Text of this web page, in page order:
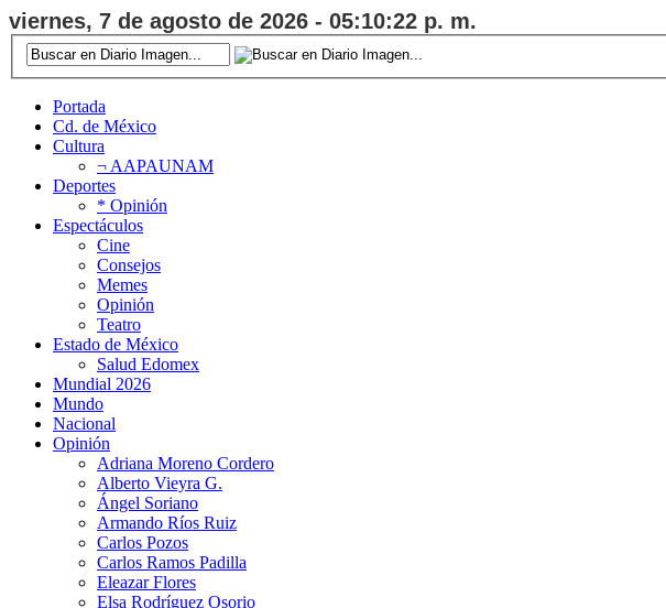
viernes, 7 de agosto de 2026 - 05:10:22 p. m.
Portada
Cd. de México
Cultura
¬ AAPAUNAM
Deportes
* Opinión
Espectáculos
Cine
Consejos
Memes
Opinión
Teatro
Estado de México
Salud Edomex
Mundial 2026
Mundo
Nacional
Opinión
Adriana Moreno Cordero
Alberto Vieyra G.
Ángel Soriano
Armando Ríos Ruiz
Carlos Pozos
Carlos Ramos Padilla
Eleazar Flores
Elsa Rodríguez Osorio